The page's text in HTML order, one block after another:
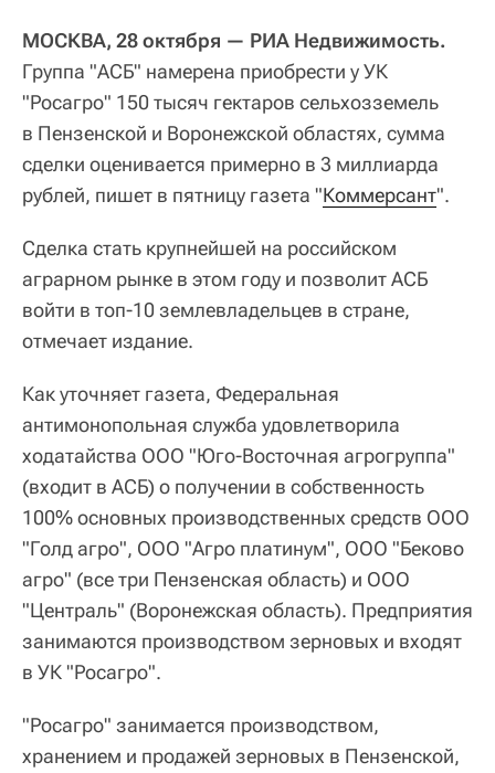
МОСКВА, 28 октября — РИА Недвижимость.
Группа "АСБ" намерена приобрести у УК
"Росагро" 150 тысяч гектаров сельхозземель
в Пензенской и Воронежской областях, сумма
сделки оценивается примерно в 3 миллиарда
рублей, пишет в пятницу газета "Коммерсант".
Сделка стать крупнейшей на российском
аграрном рынке в этом году и позволит АСБ
войти в топ-10 землевладельцев в стране,
отмечает издание.
Как уточняет газета, Федеральная
антимонопольная служба удовлетворила
ходатайства ООО "Юго-Восточная агрогруппа"
(входит в АСБ) о получении в собственность
100% основных производственных средств ООО
"Голд агро", ООО "Агро платинум", ООО "Беково
агро" (все три Пензенская область) и ООО
"Централь" (Воронежская область). Предприятия
занимаются производством зерновых и входят
в УК "Росагро".
"Росагро" занимается производством,
хранением и продажей зерновых в Пензенской,